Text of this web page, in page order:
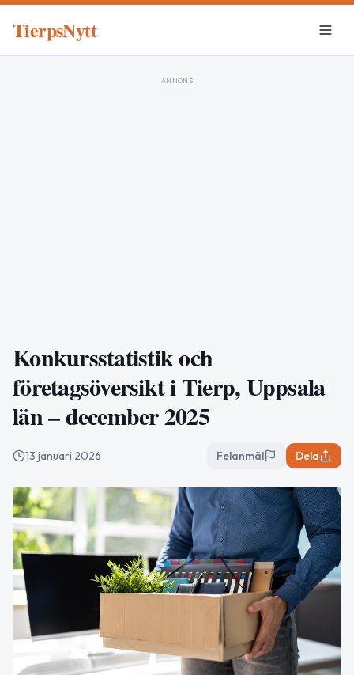
TierpsNytt
ANNONS
Konkursstatistik och
företagsöversikt i Tierp, Uppsala
län – december 2025
13 januari 2026 Felanmäl Dela